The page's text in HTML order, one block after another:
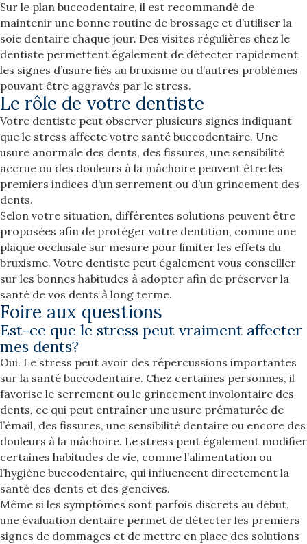
Sur le plan buccodentaire, il est recommandé de
maintenir une bonne routine de brossage et d’utiliser la
soie dentaire chaque jour. Des visites régulières chez le
dentiste permettent également de détecter rapidement
les signes d’usure liés au bruxisme ou d’autres problèmes
pouvant être aggravés par le stress.
Le rôle de votre dentiste
Votre dentiste peut observer plusieurs signes indiquant
que le stress affecte votre santé buccodentaire. Une
usure anormale des dents, des fissures, une sensibilité
accrue ou des douleurs à la mâchoire peuvent être les
premiers indices d’un serrement ou d’un grincement des
dents.
Selon votre situation, différentes solutions peuvent être
proposées afin de protéger votre dentition, comme une
plaque occlusale sur mesure pour limiter les effets du
bruxisme. Votre dentiste peut également vous conseiller
sur les bonnes habitudes à adopter afin de préserver la
santé de vos dents à long terme.
Foire aux questions
Est-ce que le stress peut vraiment affecter
mes dents?
Oui. Le stress peut avoir des répercussions importantes
sur la santé buccodentaire. Chez certaines personnes, il
favorise le serrement ou le grincement involontaire des
dents, ce qui peut entraîner une usure prématurée de
l’émail, des fissures, une sensibilité dentaire ou encore des
douleurs à la mâchoire. Le stress peut également modifier
certaines habitudes de vie, comme l’alimentation ou
l’hygiène buccodentaire, qui influencent directement la
santé des dents et des gencives.
Même si les symptômes sont parfois discrets au début,
une évaluation dentaire permet de détecter les premiers
signes de dommages et de mettre en place des solutions